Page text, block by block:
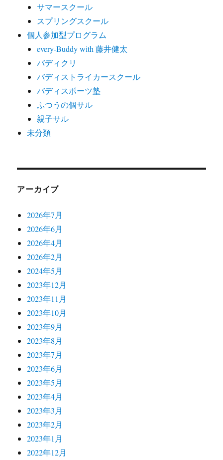
サマースクール
スプリングスクール
個人参加型プログラム
every-Buddy with 藤井健太
バディクリ
バディストライカースクール
バディスポーツ塾
ふつうの個サル
親子サル
未分類
アーカイブ
2026年7月
2026年6月
2026年4月
2026年2月
2024年5月
2023年12月
2023年11月
2023年10月
2023年9月
2023年8月
2023年7月
2023年6月
2023年5月
2023年4月
2023年3月
2023年2月
2023年1月
2022年12月